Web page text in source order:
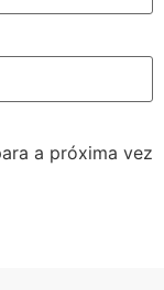
a próxima vez